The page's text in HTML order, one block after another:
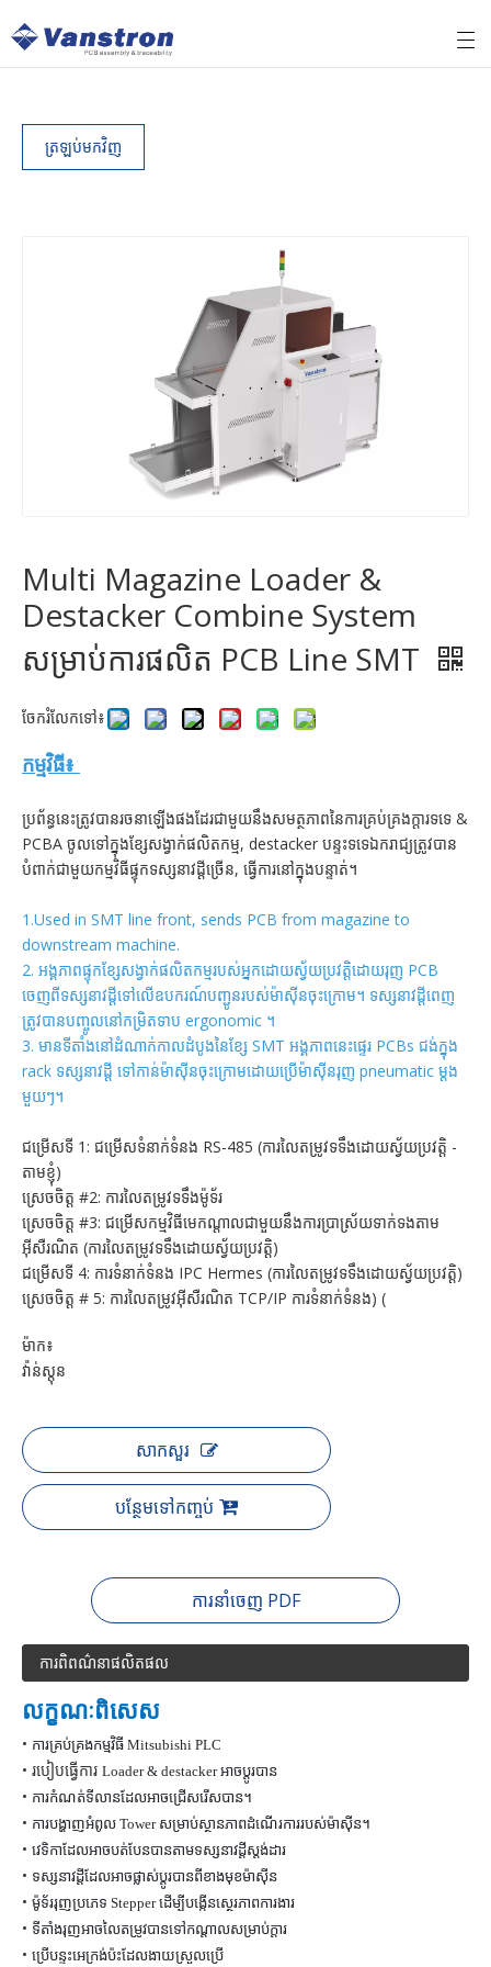
ត្រឡប់មកវិញ
Multi Magazine Loader &
Destacker Combine System
សម្រាប់ការផលិត PCB Line SMT
ចែករំលែកទៅ៖
កម្មវិធី៖
ប្រព័ន្ធនេះត្រូវបានរចនាឡើងផងដែរជាមួយនឹងសមត្ថភាពនៃការគ្រប់គ្រងក្តារទទេ &
PCBA ចូលទៅក្នុងខ្សែសង្វាក់ផលិតកម្ម, destacker បន្ទះទទេឯករាជ្យត្រូវបាន
បំពាក់ជាមួយកម្មវិធីផ្ទុកទស្សនាវដ្តីច្រើន, ធ្វើការនៅក្នុងបន្ទាត់។
1.Used in SMT line front, sends PCB from magazine to
downstream machine.
2. អង្គភាពផ្ទុកខ្សែសង្វាក់ផលិតកម្មរបស់អ្នកដោយស្វ័យប្រវត្តិដោយរុញ PCB
ចេញពីទស្សនាវដ្តីទៅលើឧបករណ៍បញ្ជូនរបស់ម៉ាស៊ីនចុះក្រោម។ ទស្សនាវដ្តីពេញ
ត្រូវបានបញ្ចូលនៅកម្រិតទាប ergonomic ។
3. មានទីតាំងនៅដំណាក់កាលដំបូងនៃខ្សែ SMT អង្គភាពនេះផ្ទេរ PCBs ជង់ក្នុង
rack ទស្សនាវដ្ដី ទៅកាន់ម៉ាស៊ីនចុះក្រោមដោយប្រើម៉ាស៊ីនរុញ pneumatic ម្តង
មួយៗ។
ជម្រើសទី 1: ជម្រើសទំនាក់ទំនង RS-485 (ការលៃតម្រូវទទឹងដោយស្វ័យប្រវត្តិ -
តាមខ្ញុំ)
ស្រេចចិត្ត #2: ការលៃតម្រូវទទឹងម៉ូទ័រ
ស្រេចចិត្ត #3: ជម្រើសកម្មវិធីមេកណ្តាលជាមួយនឹងការប្រាស្រ័យទាក់ទងតាម
អ៊ីសឺរណិត (ការលៃតម្រូវទទឹងដោយស្វ័យប្រវត្តិ)
ជម្រើសទី 4: ការទំនាក់ទំនង IPC Hermes (ការលៃតម្រូវទទឹងដោយស្វ័យប្រវត្តិ)
ស្រេចចិត្ត # 5: ការលៃតម្រូវអ៊ីសឺរណិត TCP/IP ការទំនាក់ទំនង) (
ម៉ាក៖
វ៉ាន់ស្តុន
សាកសួរ
បន្ថែមទៅកញ្ចប់
ការនាំចេញ PDF
ការពិពណ៌នាផលិតផល
លក្ខណៈពិសេស
• ការគ្រប់គ្រងកម្មវិធី Mitsubishi PLC
• របៀបធ្វើការ Loader & destackerអាចប្តូរបាន
• ការកំណត់ទីលានដែលអាចជ្រើសរើសបាន។
• ការបង្ហាញអំពូល Tower សម្រាប់ស្ថានភាពដំណើរការរបស់ម៉ាស៊ីន។
• វេទិកាដែលអាចបត់បែនបានតាមទស្សនាវដ្តីស្តង់ដារ
• ទស្សនាវដ្តីដែលអាចផ្លាស់ប្តូរបានពីខាងមុខម៉ាស៊ីន
• ម៉ូទ័ររុញប្រភេទ Stepper ដើម្បីបង្កើនស្ថេរភាពការងារ
• ទីតាំងរុញអាចលៃតម្រូវបានទៅកណ្តាលសម្រាប់ក្តារ
• ប្រើបន្ទះអេក្រង់ប៉ះដែលងាយស្រួលប្រើ